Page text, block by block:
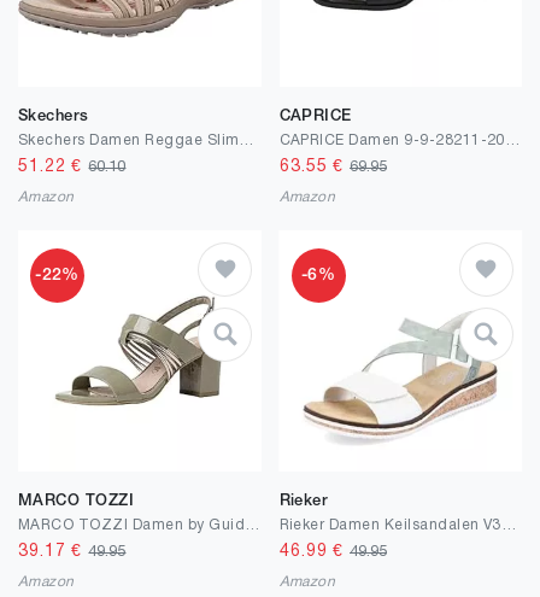
Skechers
51.22 €60.10
Amazon
CAPRICE
63.55 € 69.95
Amazon
-22%
MARCO TOZZI
39.17 €49.95
Amazon
-6%
Rieker
46.99 € 49.95
Amazon